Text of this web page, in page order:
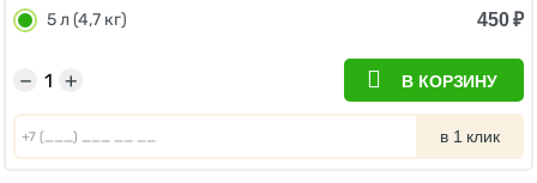
5 л (4,7 кг) 450₽
+
− В КОРЗИНУ
в 1 клик